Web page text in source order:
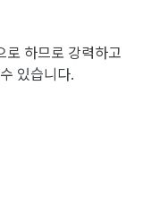
하므로 강력하고
있습니다.